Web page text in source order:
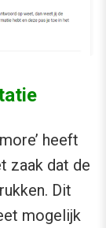
heeft
zaak dat de
Dit
mogelijk